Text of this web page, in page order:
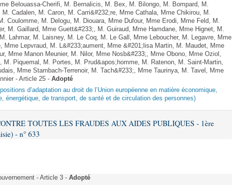
Belouassa-Cherifi, M. Bernalicis, M. Bex, M. Bilongo, M. Bompard, M.
Cadalen, M. Caron, M. Carri&#232;re, Mme Cathala, Mme Chikirou, M.
Coulomme, M. Delogu, M. Diouara, Mme Dufour, Mme Erodi, Mme Feld, M.
M. Gaillard, Mme Guett&#233;, M. Guiraud, Mme Hamdane, Mme Hignet, M.
Lahmar, M. Laisney, M. Le Coq, M. Le Gall, Mme Leboucher, M. Legavre, Mme
Mme Lepvraud, M. L&#233;aument, Mme &#201;lisa Martin, M. Maudet, Mme
Mme Manon Meunier, M. Nilor, Mme Nosb&#233;, Mme Obono, Mme Oziol,
M. Piquemal, M. Portes, M. Prud&apos;homme, M. Ratenon, M. Saint-Martin,
Mme Stambach-Terrenoir, M. Tach&#233;, Mme Taurinya, M. Tavel, Mme
- Article 25 - Adopté
d’adaptation au droit de l’Union européenne en matière économique,
énergétique, de transport, de santé et de circulation des personnes)
TOUTES LES FRAUDES AUX AIDES PUBLIQUES - 1ère
- n° 633
- Article 3 - Adopté